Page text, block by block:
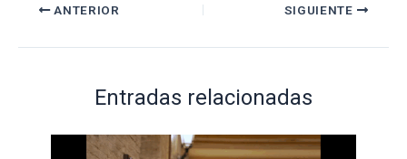
ANTERIOR SIGUIENTE
Entradas relacionadas